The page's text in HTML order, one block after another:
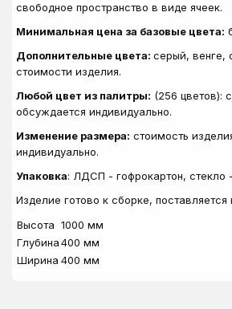
свободное пространство в виде ячеек.
Минимальная цена за базовые цвета:
Дополнительные цвета: серый, венге,
стоимости изделия.
Любой цвет из палитры: (256 цветов):
обсуждается индивидуально.
Изменение размера: стоимость
индивидуально.
Упаковка: ЛДСП - гофрокартон, стекло
Изделие готово к сборке,
Высота 1000 мм
Глубина400 мм
Ширина 400 мм